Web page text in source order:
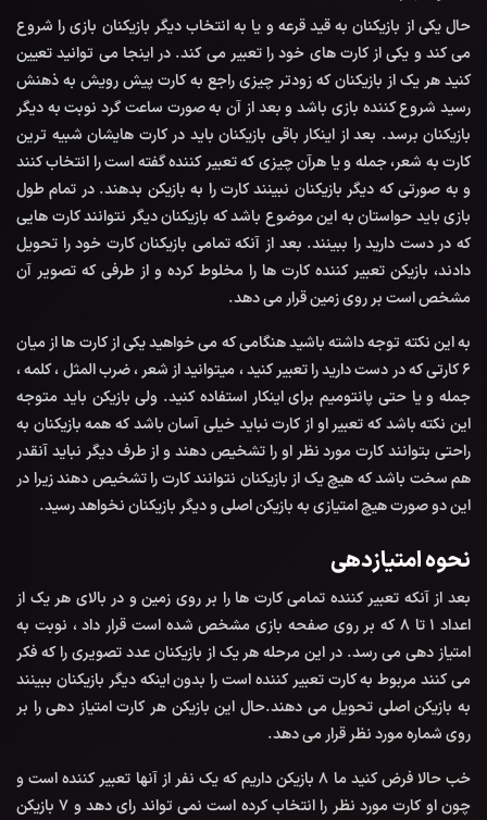
حال یکی از بازیکنان به قید قرعه و یا به انتخاب دیگر بازیکنان بازی را شروع
می کند و یکی از کارت های خود را تعبیر می کند. در اینجا می توانید تعیین
کنید هر یک از بازیکنان که زودتر چیزی راجع به کارت پیش رویش به ذهنش
رسید شروع کننده بازی باشد و بعد از آن به صورت ساعت گرد نوبت به دیگر
بازیکنان برسد. بعد از اینکار باقی بازیکنان باید در کارت هایشان شبیه ترین
کارت به شعر، جمله و یا هرآن چیزی که تعبیر کننده گفته است را انتخاب کنند
و به صورتی که دیگر بازیکنان نبینند کارت را به بازیکن بدهند. در تمام طول
بازی باید حواستان به این موضوع باشد که بازیکنان دیگر نتوانند کارت هایی
که در دست دارید را ببینند. بعد از آنکه تمامی بازیکنان کارت خود را تحویل
دادند، بازیکن تعبیر کننده کارت ها را مخلوط کرده و از طرفی که تصویر آن
مشخص است بر روی زمین قرار می دهد.
به این نکته توجه داشته باشید هنگامی که می خواهید یکی از کارت ها از میان
۶ کارتی که در دست دارید را تعبیر کنید ، میتوانید از شعر ، ضرب المثل ، کلمه ،
جمله و یا حتی پانتومیم برای اینکار استفاده کنید. ولی بازیکن باید متوجه
این نکته باشد که تعبیر او از کارت نباید خیلی آسان باشد که همه بازیکنان به
راحتی بتوانند کارت مورد نظر او را تشخیص دهند و از طرف دیگر نباید آنقدر
هم سخت باشد که هیچ یک از بازیکنان نتوانند کارت را تشخیص دهند زیرا در
این دو صورت هیچ امتیازی به بازیکن اصلی و دیگر بازیکنان نخواهد رسید.
نحوه امتیازدهی
بعد از آنکه تعبیر کننده تمامی کارت ها را بر روی زمین و در بالای هر یک از
اعداد ۱ تا ۸ که بر روی صفحه بازی مشخص شده است قرار داد ، نوبت به
امتیاز دهی می رسد. در این مرحله هر یک از بازیکنان عدد تصویری را که فکر
می کنند مربوط به کارت تعبیر کننده است را بدون اینکه دیگر بازیکنان ببینند
به بازیکن اصلی تحویل می دهند.حال این بازیکن هر کارت امتیاز دهی را بر
روی شماره مورد نظر قرار می دهد.
خب حالا فرض کنید ما ۸ بازیکن داریم که یک نفر از آنها تعبیر کننده است و
چون او کارت مورد نظر را انتخاب کرده است نمی تواند رای دهد و ۷ بازیکن